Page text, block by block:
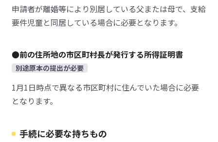
申請者が離婚等により別居している父または母で、支給
要件児童と同居している場合に必要となります。
●前の住所地の市区町村長が発行する所得証明書
別途原本の提出が必要
1月1日時点で異なる市区町村に住んでいた場合に必要
となります。
手続に必要な持ちもの